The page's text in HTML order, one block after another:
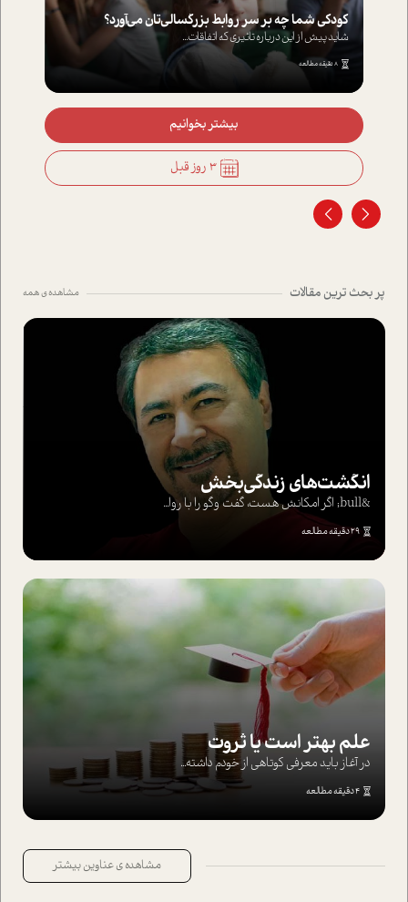
کودکی شما چه بر سر روابط بزرگسالی‌تان می‌آورد؟
شاید پیش از این درباره تاثیری که اتفاقات...
8 دقیقه مطالعه
بیشتر بخوانیم
3 روز قبل
پر بحث ترین مقالات مشاهده ی همه
انگشت‌های‌ زندگی‌بخش
&bull; اگر امکانش هست، گفت وگو را با روا...
29 دقیقه مطالعه
علم بهتر است یا ثروت
در آغاز باید معرفی کوتاهی از خودم داشته...
4 دقیقه مطالعه
مشاهده ی عناوین بیشتر